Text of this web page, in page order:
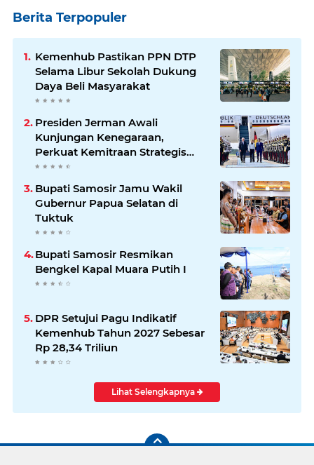
Berita Terpopuler
Kemenhub Pastikan PPN DTP
Selama Libur Sekolah Dukung
Daya Beli Masyarakat
Presiden Jerman Awali
Kunjungan Kenegaraan,
Perkuat Kemitraan Strategis
Indonesia–Jerman
Bupati Samosir Jamu Wakil
Gubernur Papua Selatan di
Tuktuk
Bupati Samosir Resmikan
Bengkel Kapal Muara Putih I
DPR Setujui Pagu Indikatif
Kemenhub Tahun 2027 Sebesar
Rp 28,34 Triliun
Lihat Selengkapnya